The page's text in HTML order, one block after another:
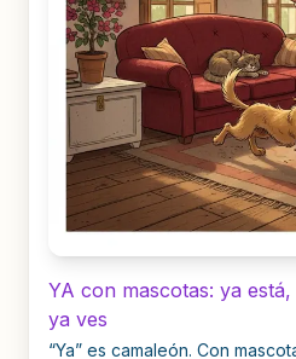
YA con mascotas: ya
ya ves
“Ya” es camaleón. Con